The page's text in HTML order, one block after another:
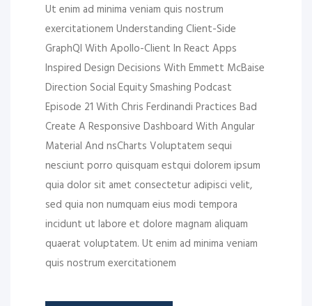
Ut enim ad minima veniam quis nostrum
exercitationem Understanding Client-Side
GraphQl With Apollo-Client In React Apps
Inspired Design Decisions With Emmett McBaise
Direction Social Equity Smashing Podcast
Episode 21 With Chris Ferdinandi Practices Bad
Create A Responsive Dashboard With Angular
Material And nsCharts Voluptatem sequi
nesciunt porro quisquam estqui dolorem ipsum
quia dolor sit amet consectetur adipisci velit,
sed quia non numquam eius modi tempora
incidunt ut labore et dolore magnam aliquam
quaerat voluptatem. Ut enim ad minima veniam
quis nostrum exercitationem